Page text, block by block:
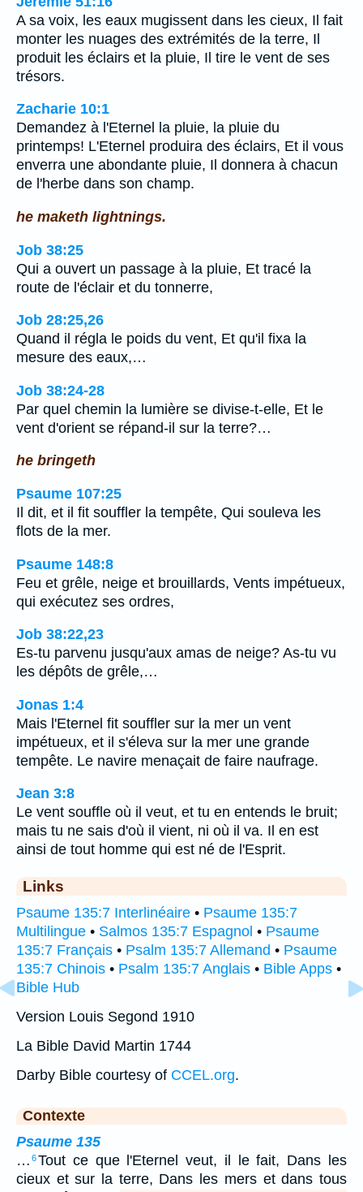
A sa voix, les eaux mugissent dans les cieux, Il fait
monter les nuages des extrémités de la terre, Il
produit les éclairs et la pluie, Il tire le vent de ses
trésors.
Zacharie 10:1
Demandez à l'Eternel la pluie, la pluie du
printemps! L'Eternel produira des éclairs, Et il vous
enverra une abondante pluie, Il donnera à chacun
de l'herbe dans son champ.
he maketh lightnings.
Job 38:25
Qui a ouvert un passage à la pluie, Et tracé la
route de l'éclair et du tonnerre,
Job 28:25,26
Quand il régla le poids du vent, Et qu'il fixa la
mesure des eaux,…
Job 38:24-28
Par quel chemin la lumière se divise-t-elle, Et le
vent d'orient se répand-il sur la terre?…
he bringeth
Psaume 107:25
Il dit, et il fit souffler la tempête, Qui souleva les
flots de la mer.
Psaume 148:8
Feu et grêle, neige et brouillards, Vents impétueux,
qui exécutez ses ordres,
Job 38:22,23
Es-tu parvenu jusqu'aux amas de neige? As-tu vu
les dépôts de grêle,…
Jonas 1:4
Mais l'Eternel fit souffler sur la mer un vent
impétueux, et il s'éleva sur la mer une grande
tempête. Le navire menaçait de faire naufrage.
Jean 3:8
Le vent souffle où il veut, et tu en entends le bruit;
mais tu ne sais d'où il vient, ni où il va. Il en est
ainsi de tout homme qui est né de l'Esprit.
Links
Psaume 135:7 Interlinéaire • Psaume 135:7
Multilingue • Salmos 135:7 Espagnol • Psaume
135:7 Français • Psalm 135:7 Allemand • Psaume
135:7 Chinois • Psalm 135:7 Anglais • Bible Apps •
Bible Hub
Version Louis Segond 1910
La Bible David Martin 1744
Darby Bible courtesy of CCEL.org.
Contexte
Psaume 135
… 6Tout ce que l'Eternel veut, il le fait, Dans les
cieux et sur la terre, Dans les mers et dans tous